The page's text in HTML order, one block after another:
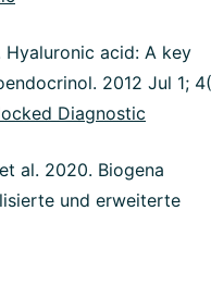
Hyaluronic acid: A key
2012 Jul 1;
Diagnostic
al. 2020. Biogena
und erweiterte